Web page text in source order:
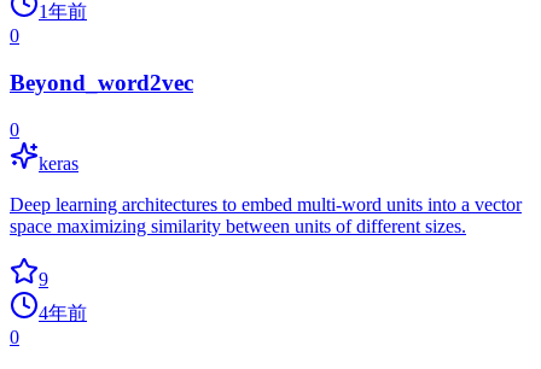
1年前
0
Beyond_word2vec
0
keras
Deep learning architectures to embed multi-word units into a vector
space maximizing similarity between units of different sizes.
9
4年前
0